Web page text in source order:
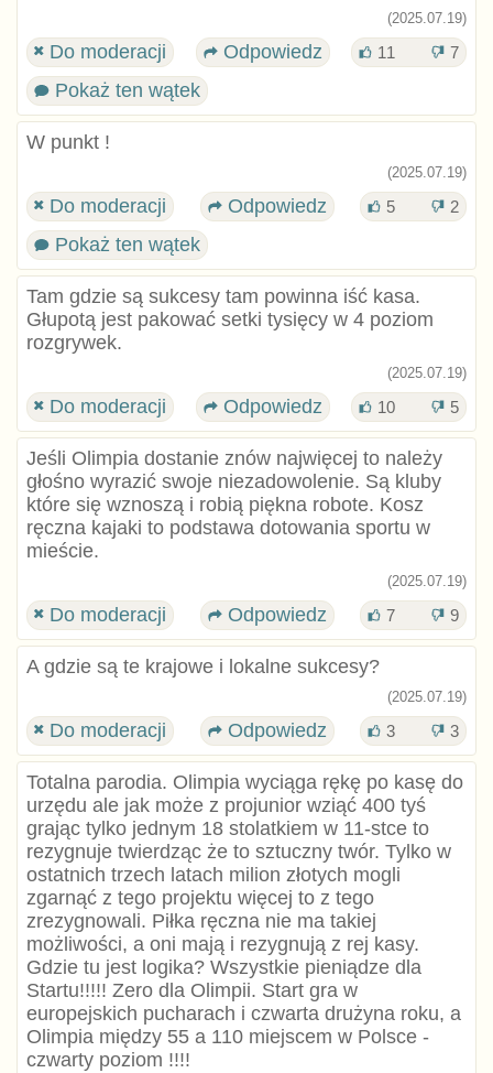
(2025.07.19)
Do moderacji Odpowiedz 11 7
Pokaż ten wątek
W punkt !
(2025.07.19)
Do moderacji Odpowiedz 5 2
Pokaż ten wątek
Tam gdzie są sukcesy tam powinna iść kasa.
Głupotą jest pakować setki tysięcy w 4 poziom
rozgrywek.
(2025.07.19)
Do moderacji Odpowiedz 10 5
Jeśli Olimpia dostanie znów najwięcej to należy
głośno wyrazić swoje niezadowolenie. Są kluby
które się wznoszą i robią piękna robote. Kosz
ręczna kajaki to podstawa dotowania sportu w
mieście.
(2025.07.19)
Do moderacji Odpowiedz 7 9
A gdzie są te krajowe i lokalne sukcesy?
(2025.07.19)
Do moderacji Odpowiedz 3 3
Totalna parodia. Olimpia wyciąga rękę po kasę do
urzędu ale jak może z projunior wziąć 400 tyś
grając tylko jednym 18 stolatkiem w 11-stce to
rezygnuje twierdząc że to sztuczny twór. Tylko w
ostatnich trzech latach milion złotych mogli
zgarnąć z tego projektu więcej to z tego
zrezygnowali. Piłka ręczna nie ma takiej
możliwości, a oni mają i rezygnują z rej kasy.
Gdzie tu jest logika? Wszystkie pieniądze dla
Startu!!!!! Zero dla Olimpii. Start gra w
europejskich pucharach i czwarta drużyna roku, a
Olimpia między 55 a 110 miejscem w Polsce -
czwarty poziom !!!!